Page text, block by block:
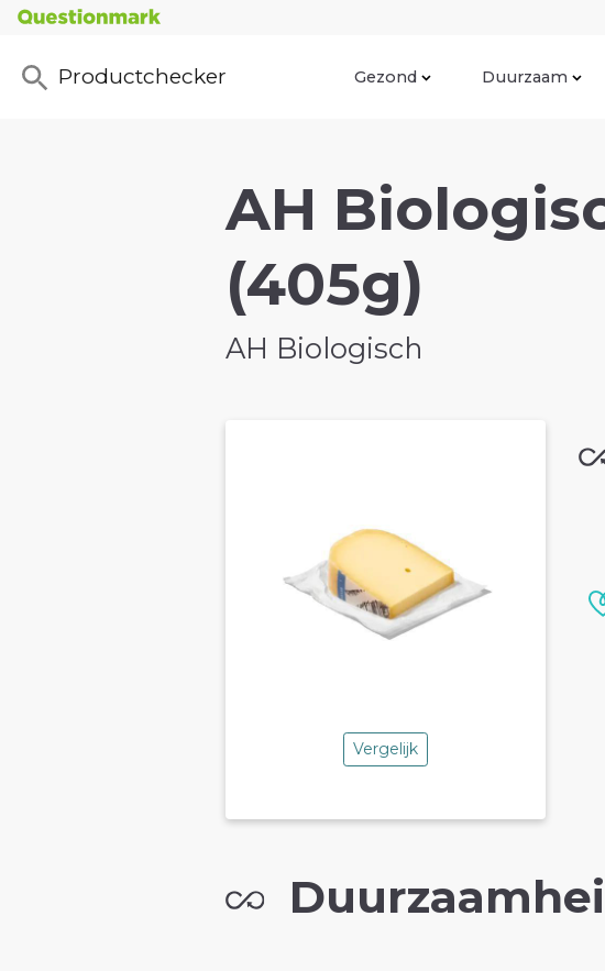
Productchecker Gezond Duurzaam
AH
(405g)
AH Biologisch
Vergelijk